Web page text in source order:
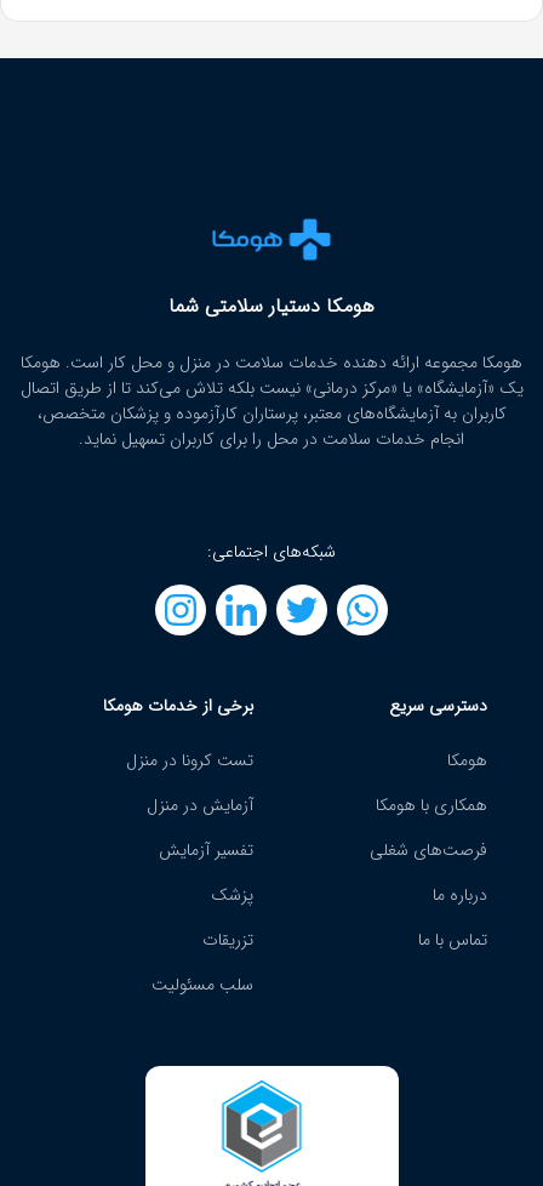
هومکا دستیار سلامتی شما
هومکا مجموعه ارائه‌ دهنده خدمات سلامت در منزل و محل کار است. هومکا
یک «آزمایشگاه» یا «مرکز درمانی» نیست بلکه تلاش می‌کند تا از طریق اتصال
کاربران به آزمایشگاه‌های معتبر، پرستاران کارآزموده و پزشکان متخصص،
انجام خدمات سلامت در محل را برای کاربران تسهیل نماید.
شبکه‌های اجتماعی:
دسترسی سریع
هومکا
همکاری با هومکا
فرصت‌های شغلی
درباره ما
تماس با ما
برخی از خدمات هومکا
تست کرونا در منزل
آزمایش در منزل
تفسیر آزمایش
پزشک
تزریقات
سلب مسئولیت